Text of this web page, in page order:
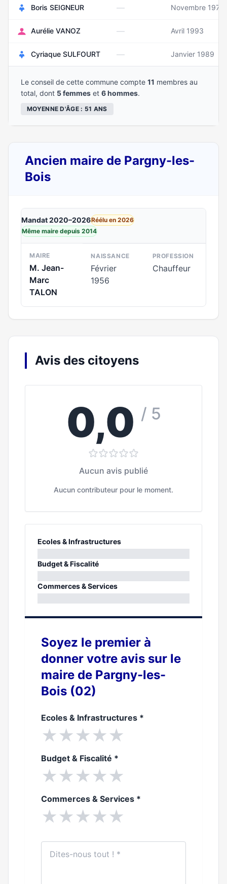
Boris SEIGNEUR — Novembre 1977
Aurélie VANOZ — Avril 1993
Cyriaque SULFOURT — Janvier 1989
Le conseil de cette commune compte 11 membres au
total, dont 5 femmes et 6 hommes.
MOYENNE D'ÂGE : 51 ANS
Ancien maire de Pargny-les-
Bois
Mandat 2020–2026Réélu en 2026
Même maire depuis 2014
MAIRE
M. Jean-
Marc
TALON
NAISSANCE
Février
1956
PROFESSION
Chauffeur
Avis des citoyens
0,0 / 5
Aucun avis publié
Aucun contributeur pour le moment.
Ecoles & Infrastructures
0%
Budget & Fiscalité
0%
Commerces & Services
Soyez le premier à
donner votre avis sur le
maire de Pargny-les-
Bois (02)
Ecoles & Infrastructures *
★★★★★
Budget & Fiscalité *
★★★★★
Commerces & Services *
★★★★★